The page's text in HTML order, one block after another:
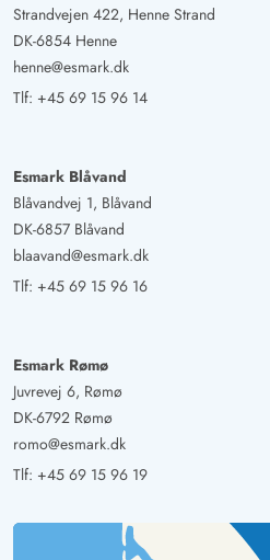
Strandvejen 422, Henne Strand
DK-6854 Henne
henne@esmark.dk
Tlf: +45 69 15 96 14
Esmark Blåvand
Blåvandvej 1, Blåvand
DK-6857 Blåvand
blaavand@esmark.dk
Tlf: +45 69 15 96 16
Esmark Rømø
Juvrevej 6, Rømø
DK-6792 Rømø
romo@esmark.dk
Tlf: +45 69 15 96 19